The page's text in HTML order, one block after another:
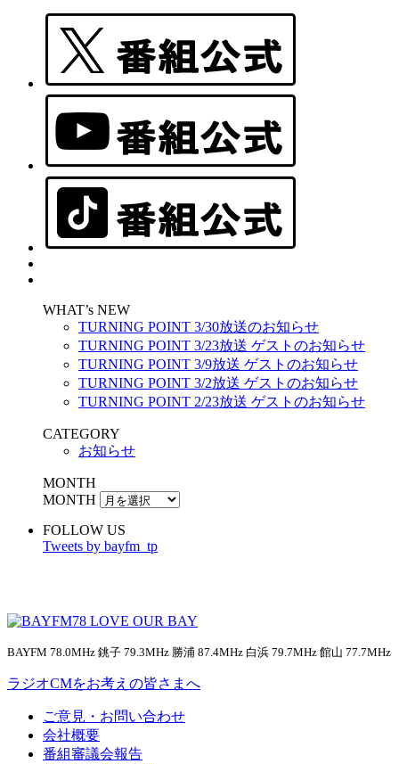
WHAT’s NEW
TURNING POINT 3/30放送のお知らせ
TURNING POINT 3/23放送 ゲストのお知らせ
TURNING POINT 3/9放送 ゲストのお知らせ
TURNING POINT 3/2放送 ゲストのお知らせ
TURNING POINT 2/23放送 ゲストのお知らせ
CATEGORY
お知らせ
MONTH
MONTH
FOLLOW US
Tweets by bayfm_tp
BAYFM 78.0MHz 銚子 79.3MHz 勝浦 87.4MHz 白浜 79.7MHz 館山 77.7MHz
ラジオCMをお考えの皆さまへ
ご意見・お問い合わせ
会社概要
番組審議会報告